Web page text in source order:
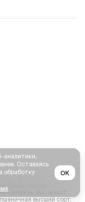
сметана 30%,
белый, масло
каперсы, лук-шалот,
высший сорт,
аналитики,
Оставаясь
обработку
OK